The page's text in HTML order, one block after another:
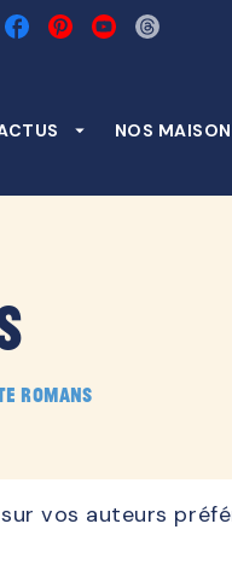
CONTENU
arrow_drop_down NOS
Romans
vos auteurs